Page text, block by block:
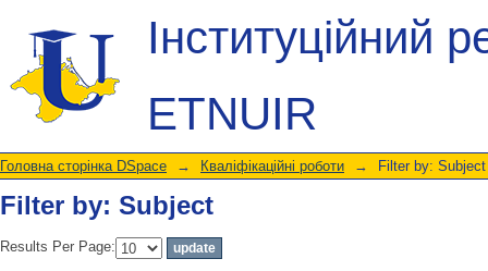
Інституційний
ETNUIR
Filter by: Subject
Головна сторінка DSpace → Кваліфікаційні роботи → Filter by: Subject
Filter by: Subject
Results Per Page: